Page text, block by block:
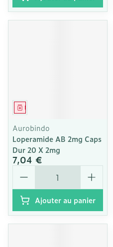
Médicament
Aurobindo
Loperamide AB 2mg Caps
Dur 20 X 2mg
7,04 €
Quantité
Ajouter au panier